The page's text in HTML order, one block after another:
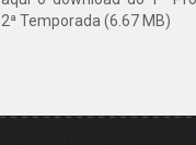
2ª Temporada (6.67 MB)